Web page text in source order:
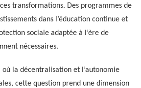
transformations. Des programmes de
dans l’éducation continue et
sociale adaptée à l’ère de
nécessaires.
où la décentralisation et l’autonomie
cette question prend une dimension